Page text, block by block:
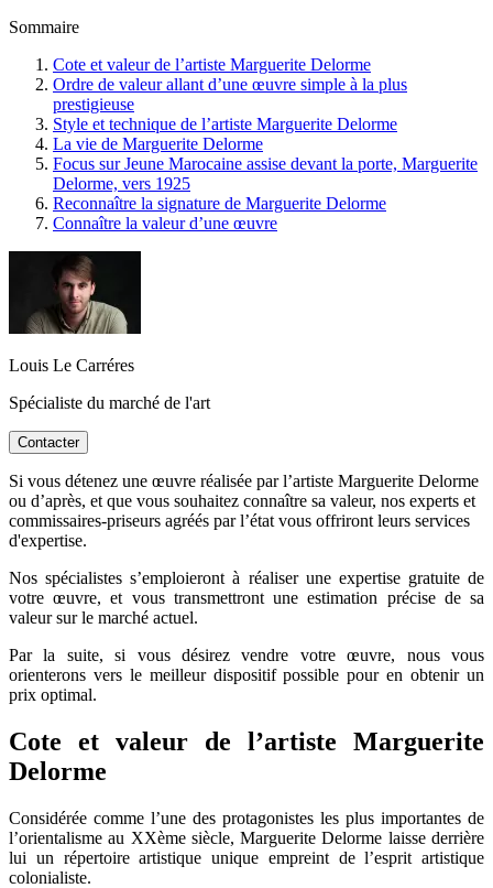
Sommaire
Cote et valeur de l’artiste Marguerite Delorme
Ordre de valeur allant d’une œuvre simple à la plus
prestigieuse
Style et technique de l’artiste Marguerite Delorme
La vie de Marguerite Delorme
Focus sur Jeune Marocaine assise devant la porte, Marguerite
Delorme, vers 1925
Reconnaître la signature de Marguerite Delorme
Connaître la valeur d’une œuvre
Louis Le Carréres
Spécialiste du marché de l'art
Contacter
Si vous détenez une œuvre réalisée par l’artiste Marguerite Delorme
ou d’après, et que vous souhaitez connaître sa valeur, nos experts et
commissaires-priseurs agréés par l’état vous offriront leurs services
d'expertise.
Nos spécialistes s’emploieront à réaliser une expertise gratuite de
votre œuvre, et vous transmettront une estimation précise de sa
valeur sur le marché actuel.
Par la suite, si vous désirez vendre votre œuvre, nous vous
orienterons vers le meilleur dispositif possible pour en obtenir un
prix optimal.
Cote et valeur de l’artiste Marguerite
Delorme
Considérée comme l’une des protagonistes les plus importantes de
l’orientalisme au XXème siècle, Marguerite Delorme laisse derrière
lui un répertoire artistique unique empreint de l’esprit artistique
colonialiste.